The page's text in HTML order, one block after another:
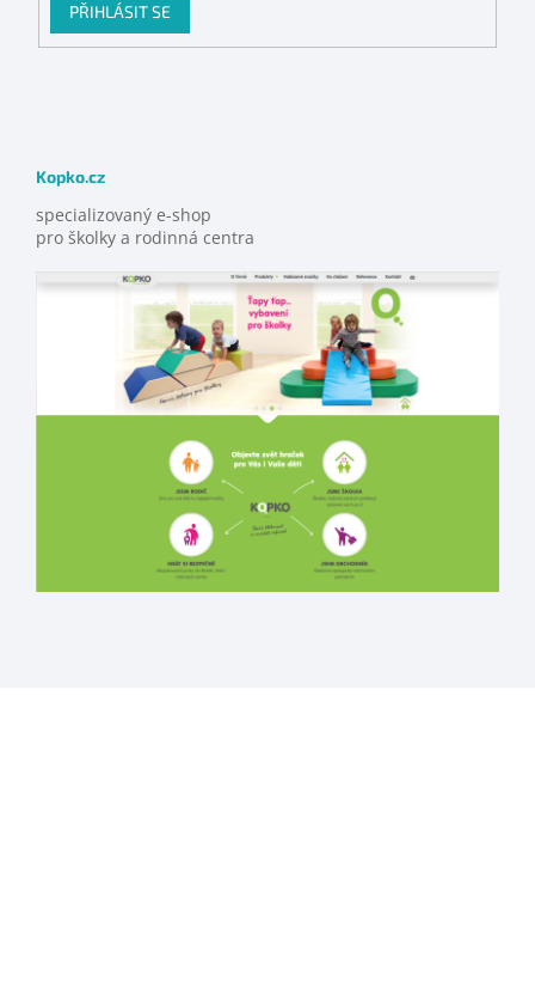
PŘIHLÁSIT SE
Kopko.cz
specializovaný e-shop
pro školky a rodinná centra